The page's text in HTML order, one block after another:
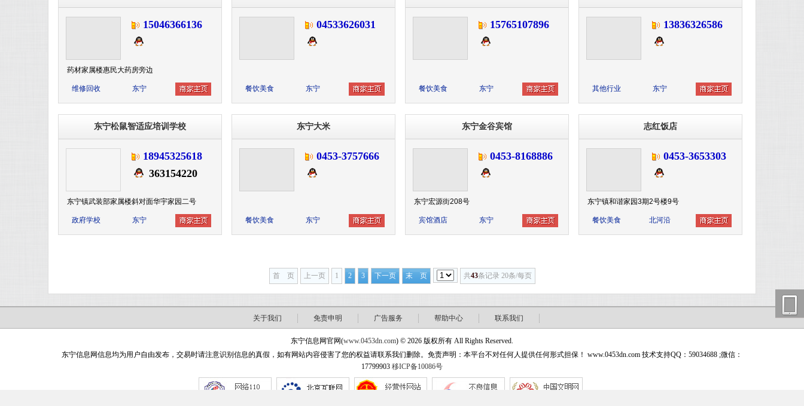
15046366136
药材家属楼惠民大药房旁边
维修回收 东宁
04533626031
餐饮美食 东宁
15765107896
餐饮美食 东宁
13836326586
其他行业 东宁
东宁松鼠智适应培训学校
18945325618
363154220
东宁镇武装部家属楼斜对面华宇家园二号
政府学校 东宁
东宁大米
0453-3757666
餐饮美食 东宁
东宁金谷宾馆
0453-8168886
东宁宏源街208号
宾馆酒店 东宁
志红饭店
0453-3653303
东宁镇和谐家园3期2号楼9号
餐饮美食 北河沿
首 页 上一页 1 2 3 下一页 末 页 共43条记录 20条/每页
关于我们 免责申明 广告服务 帮助中心 联系我们
东宁信息网官网(www.0453dn.com) © 2026 版权所有 All Rights Reserved.
东宁信息网信息均为用户自由发布，交易时请注意识别信息的真假，如有网站内容侵害了您的权益请联系我们删除。免责声明：本平台不对任何人提供任何形式担保！ www.0453dn.com 技术支持QQ：59034688 ;微信：
17799903 移ICP备10086号